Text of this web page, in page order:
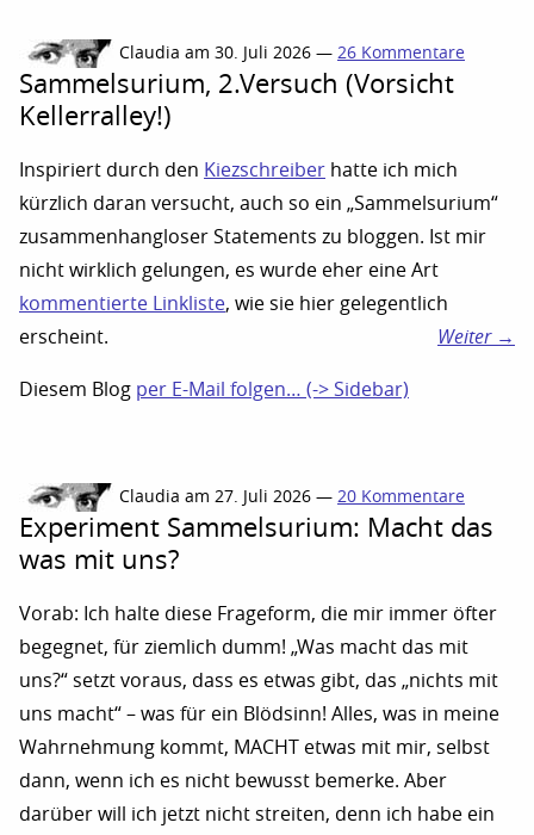
Claudia am 30. Juli 2026 — 26 Kommentare
Sammelsurium, 2.Versuch (Vorsicht
Kellerralley!)
Inspiriert durch den Kiezschreiber hatte ich mich
kürzlich daran versucht, auch so ein „Sammelsurium“
zusammenhangloser Statements zu bloggen. Ist mir
nicht wirklich gelungen, es wurde eher eine Art
kommentierte Linkliste, wie sie hier gelegentlich
erscheint.
Weiter →
Diesem Blog per E-Mail folgen… (-> Sidebar)
Claudia am 27. Juli 2026 — 20 Kommentare
Experiment Sammelsurium: Macht das
was mit uns?
Vorab: Ich halte diese Frageform, die mir immer öfter
begegnet, für ziemlich dumm! „Was macht das mit
uns?“ setzt voraus, dass es etwas gibt, das „nichts mit
uns macht“ – was für ein Blödsinn! Alles, was in meine
Wahrnehmung kommt, MACHT etwas mit mir, selbst
dann, wenn ich es nicht bewusst bemerke. Aber
darüber will ich jetzt nicht streiten, denn ich habe ein